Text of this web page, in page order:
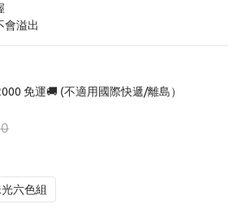
會溢出
免運🚚 (不適用國際快遞/離島）
六色組